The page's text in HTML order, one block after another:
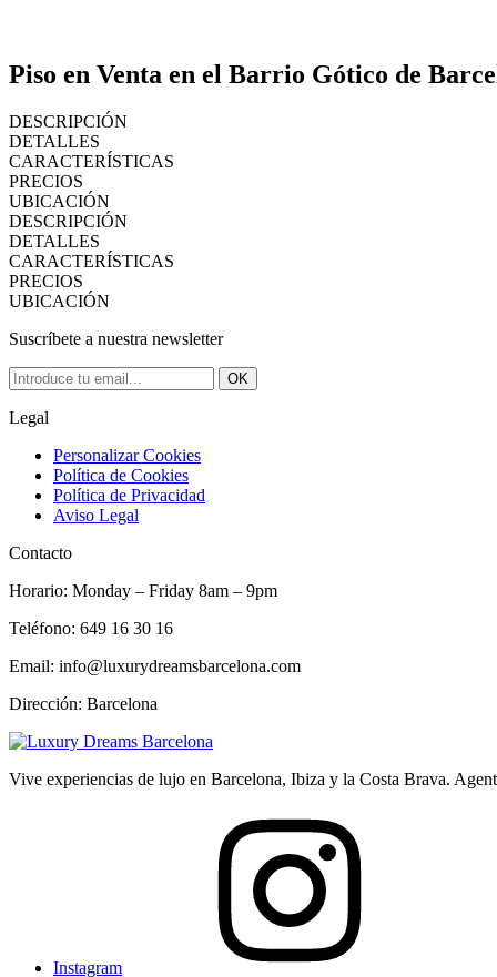
Piso en Venta en el Barrio Gótico de
DESCRIPCIÓN
DETALLES
CARACTERÍSTICAS
PRECIOS
UBICACIÓN
DESCRIPCIÓN
DETALLES
CARACTERÍSTICAS
PRECIOS
UBICACIÓN
Suscríbete a nuestra newsletter
OK
Legal
Personalizar Cookies
Política de Cookies
Política de Privacidad
Aviso Legal
Contacto
Horario: Monday – Friday 8am – 9pm
Teléfono: 649 16 30 16
Email: info@luxurydreamsbarcelona.com
Dirección: Barcelona
Vive experiencias de lujo en Barcelona, Ibiza y la Costa Brava.
Instagram